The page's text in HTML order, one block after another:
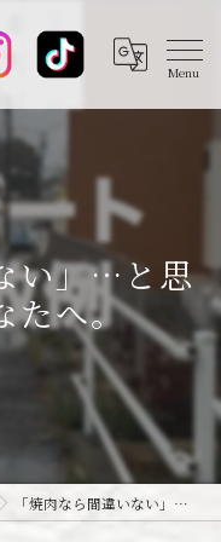
い」…と思
たへ。
「焼肉なら間違いない」…と思って選んだあなたへ。